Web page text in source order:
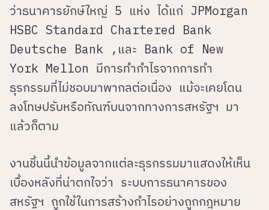
ว่าธนาคารยักษ์ใหญ่ 5 แห่ง ได้แก่ JPMorgan
HSBC Standard Chartered Bank
Deutsche Bank ,และ Bank of New
York Mellon มีการทำกำไรจากการทำ
ธุรกรรมที่ไม่ชอบมาพากลต่อเนื่อง แม้จะเคยโดน
ลงโทษปรับหรือทัณฑ์บนจากทางการสหรัฐฯ มา
แล้วก็ตาม
งานชิ้นนี้นำข้อมูลจากแต่ละธุรกรรมมาแสดงให้เห็น
เบื้องหลังที่น่าตกใจว่า ระบบการธนาคารของ
สหรัฐฯ ถูกใช้ในการสร้างกำไรอย่างถูกกฎหมาย